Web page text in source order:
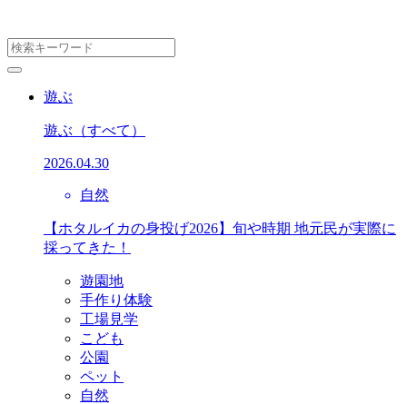
遊ぶ
遊ぶ （すべて）
2026.04.30
自然
【ホタルイカの身投げ2026】旬や時期 地元民が実際に
採ってきた！
遊園地
手作り体験
工場見学
こども
公園
ペット
自然